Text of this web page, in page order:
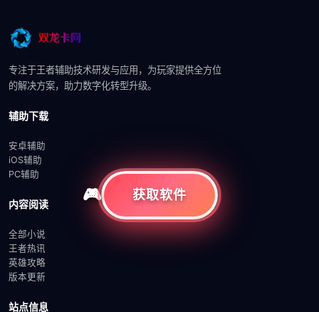
专注于王者辅助技术研发与应用，为玩家提供全方位
的解决方案，助力数字化转型升级。
辅助下载
安卓辅助
iOS辅助
PC辅助
内容阅读
全部小说
王者热讯
英雄攻略
版本更新
站点信息
获取软件